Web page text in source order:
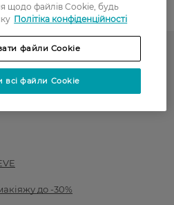
1470565
до -30%
щодо файлів Cookie, будь
Політіка конфіденційності
файли Cookie
всі файли Cookie